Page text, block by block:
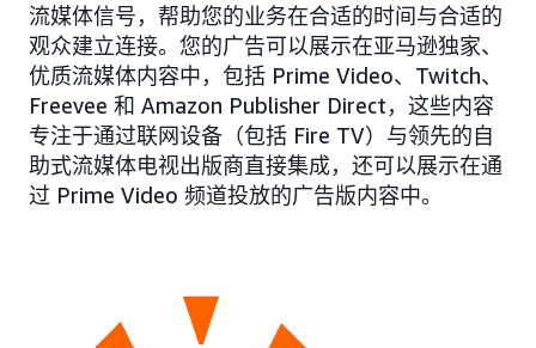
流媒体信号，帮助您的业务在合适的时间与合适的
观众建立连接。您的广告可以展示在亚马逊独家、
优质流媒体内容中，包括 Prime Video、Twitch、
Freevee 和 Amazon Publisher Direct，这些内容
专注于通过联网设备（包括 Fire TV）与领先的自
助式流媒体电视出版商直接集成，还可以展示在通
过 Prime Video 频道投放的广告版内容中。